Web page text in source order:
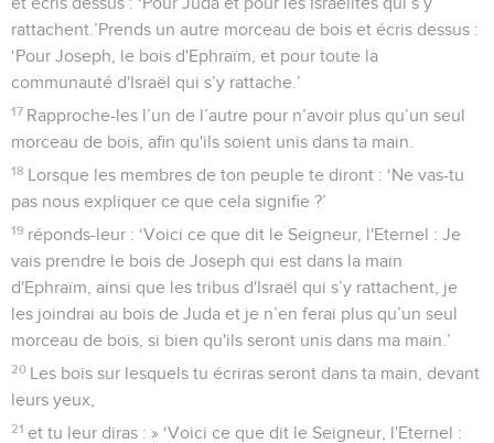
rattachent.’Prends un autre morceau de bois et écris dessus :
‘Pour Joseph, le bois d'Ephraïm, et pour toute la
communauté d'Israël qui s’y rattache.’
17 Rapproche-les l’un de l’autre pour n’avoir plus qu’un seul
morceau de bois, afin qu'ils soient unis dans ta main.
18 Lorsque les membres de ton peuple te diront : ‘Ne vas-tu
pas nous expliquer ce que cela signifie ?’
19 réponds-leur : ‘Voici ce que dit le Seigneur, l'Eternel : Je
vais prendre le bois de Joseph qui est dans la main
d'Ephraïm, ainsi que les tribus d'Israël qui s’y rattachent, je
les joindrai au bois de Juda et je n’en ferai plus qu’un seul
morceau de bois, si bien qu'ils seront unis dans ma main.’
20 Les bois sur lesquels tu écriras seront dans ta main, devant
leurs yeux,
21 et tu leur diras : » ‘Voici ce que dit le Seigneur, l'Eternel :